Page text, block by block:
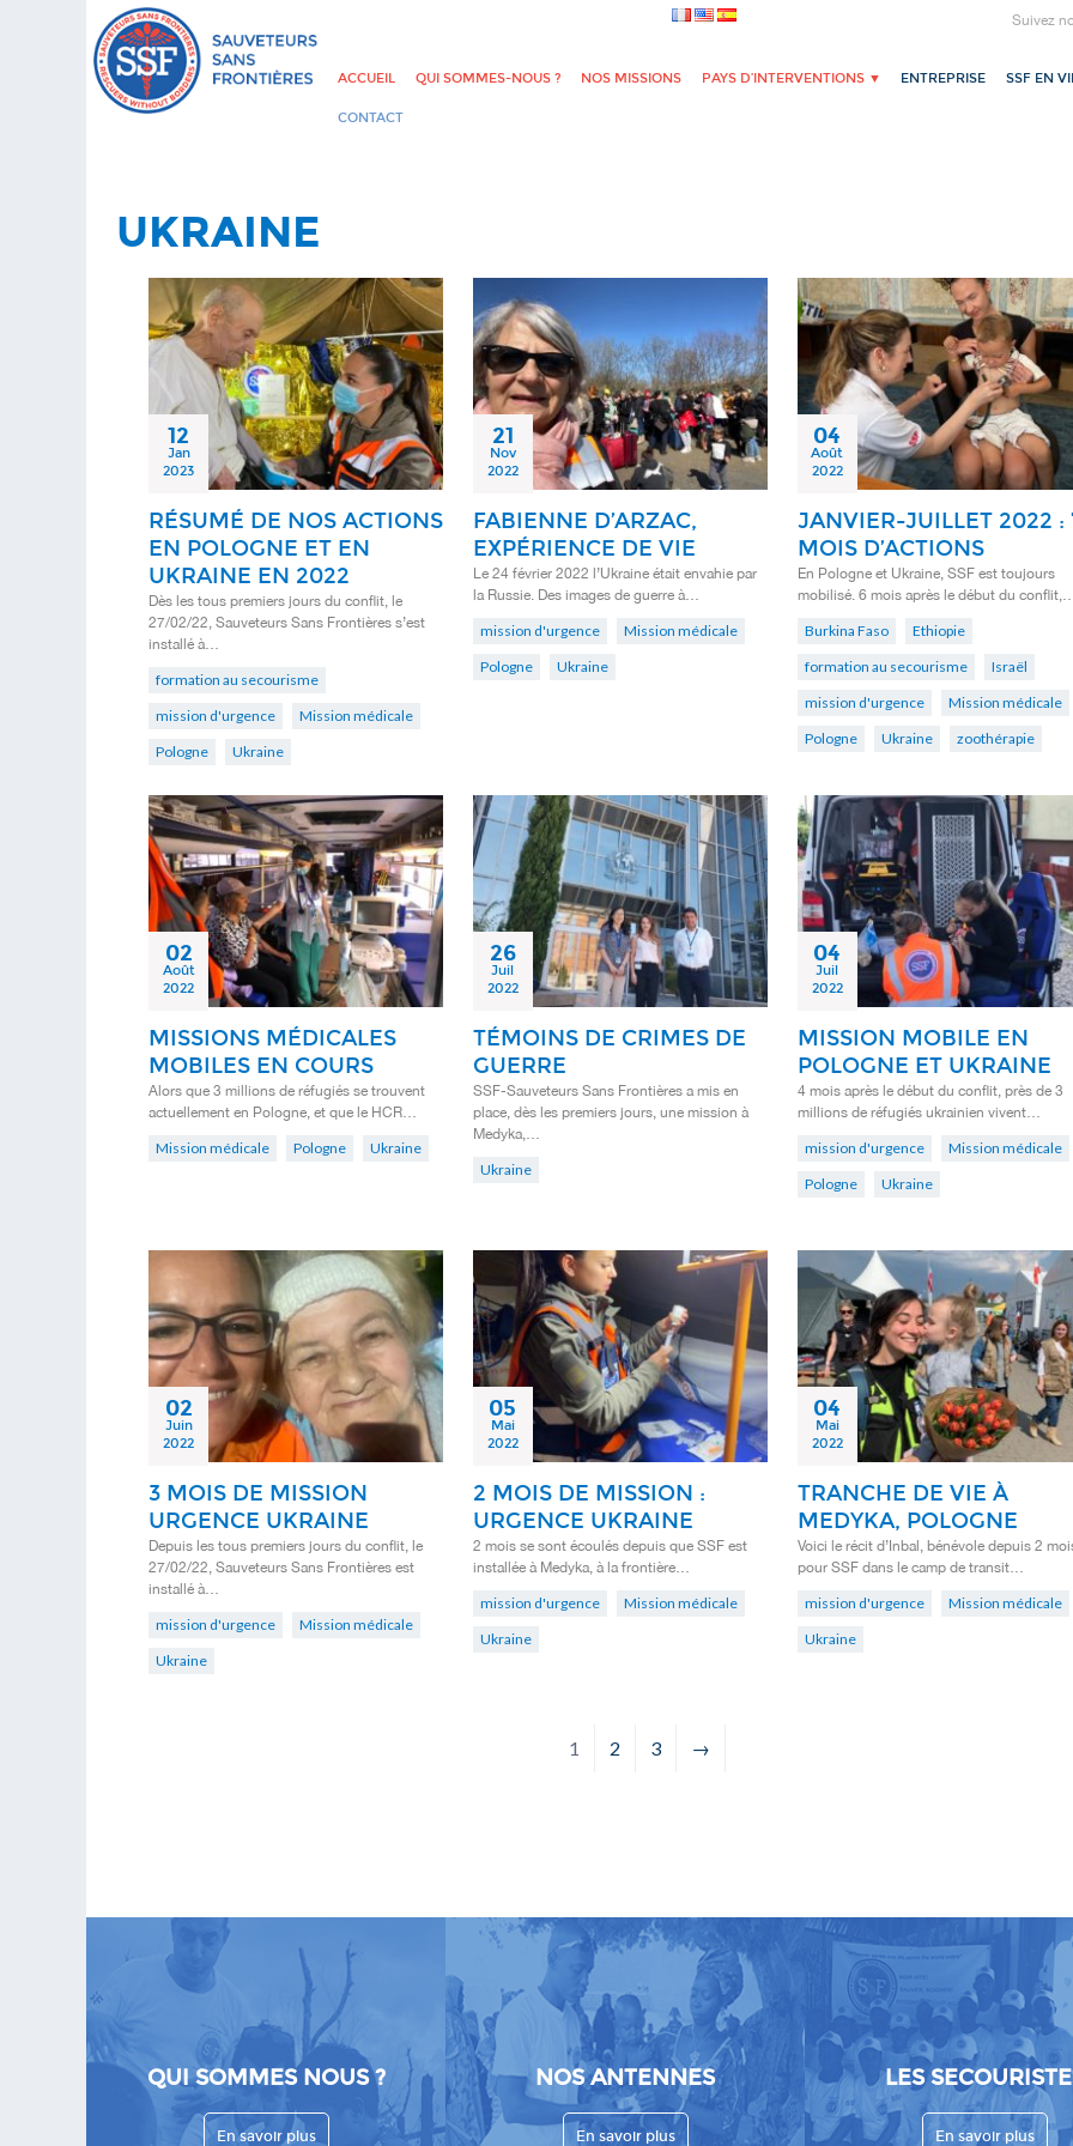
Suivez
ACCUEIL QUI SOMMES-NOUS ? NOS MISSIONS PAYS D’INTERVENTIONS ▼ ENTREPRISE SSF EN
CONTACT
UKRAINE
12
Jan
2023
RÉSUMÉ DE NOS ACTIONS
EN POLOGNE ET EN
UKRAINE EN 2022
Dès les tous premiers jours du conflit, le
27/02/22, Sauveteurs Sans Frontières s’est
installé à…
formation au secourisme
mission d'urgence
Mission médicale
Pologne
Ukraine
21
Nov
2022
FABIENNE D’ARZAC,
EXPÉRIENCE DE VIE
Le 24 février 2022 l’Ukraine était envahie par
la Russie. Des images de guerre à…
mission d'urgence
Mission médicale
Pologne
Ukraine
04
Août
2022
JANVIER-JUILLET 2022 :
MOIS D’ACTIONS
En Pologne et Ukraine, SSF est toujours
mobilisé. 6 mois après le début du
Burkina Faso
Ethiopie
formation au secourisme
Israël
mission d'urgence
Mission médicale
Pologne
Ukraine zoothérapie
02
Août
2022
MISSIONS MÉDICALES
MOBILES EN COURS
Alors que 3 millions de réfugiés se trouvent
actuellement en Pologne, et que le HCR…
Mission médicale Pologne Ukraine
26
Juil
2022
TÉMOINS DE CRIMES DE
GUERRE
SSF-Sauveteurs Sans Frontières a mis en
place, dès les premiers jours, une mission à
Medyka,…
Ukraine
04
Juil
2022
MISSION MOBILE EN
POLOGNE ET UKRAINE
4 mois après le début du conflit, près de 3
millions de réfugiés ukrainien vivent…
mission d'urgence
Mission médicale
Pologne
Ukraine
02
Juin
2022
3 MOIS DE MISSION
URGENCE UKRAINE
Depuis les tous premiers jours du conflit, le
27/02/22, Sauveteurs Sans Frontières est
installé à…
mission d'urgence
Mission médicale
Ukraine
05
Mai
2022
2 MOIS DE MISSION :
URGENCE UKRAINE
2 mois se sont écoulés depuis que SSF est
installée à Medyka, à la frontière…
mission d'urgence
Mission médicale
Ukraine
04
Mai
2022
TRANCHE DE VIE À
MEDYKA, POLOGNE
Voici le récit d’Inbal, bénévole depuis 2
pour SSF dans le camp de transit…
mission d'urgence
Mission médicale
Ukraine
1 2 3 →
QUI SOMMES NOUS ?
En savoir plus
NOS ANTENNES
En savoir plus
LES
En savoir plus